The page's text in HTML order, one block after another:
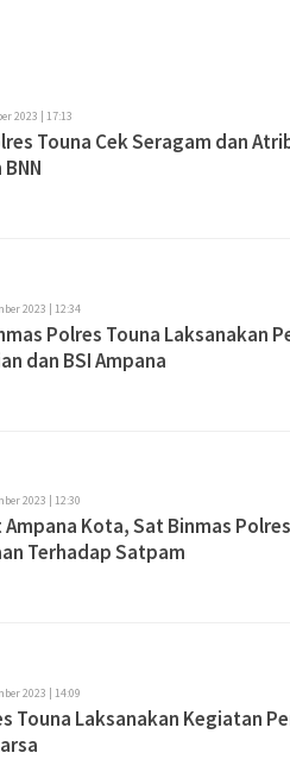
2023 | 17:13
Touna Cek Seragam dan
2023 | 12:34
Polres Touna Laksanakan
dan BSI Ampana
2023 | 12:30
Ampana Kota, Sat Binmas
Terhadap Satpam
2023 | 14:09
Touna Laksanakan Kegiatan